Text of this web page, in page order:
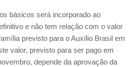
básicos será incorporado ao
e não tem relação com o valor
previsto para o Auxílio Brasil em
valor, previsto para ser pago em
depende da aprovação da